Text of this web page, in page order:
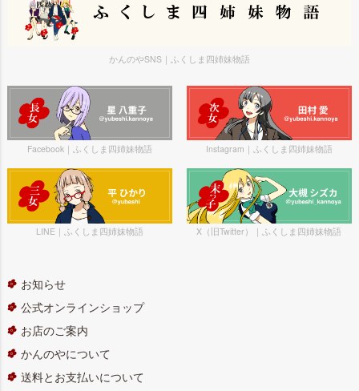
かんのやSNS｜ふくしま四姉妹物語
Facebook｜ふくしま四姉妹物語 Instagram｜ふくしま四姉妹物語
LINE｜ふくしま四姉妹物語 X（旧Twitter）｜ふくしま四姉妹物語
お知らせ
公式オンラインショップ
お店のご案内
かんのやについて
送料とお支払いについて